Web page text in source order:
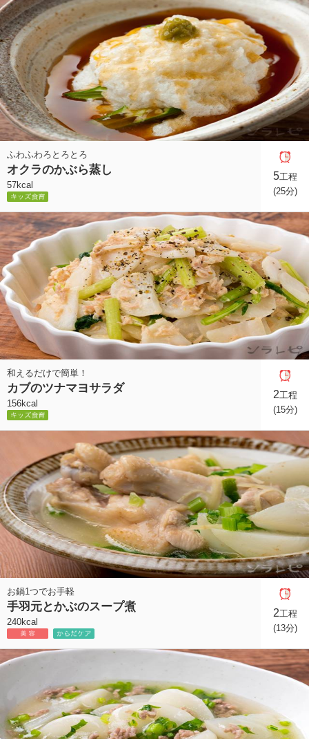
ふわふわろとろとろ
オクラのかぶら蒸し
57kcal
5工程
(25分)
和えるだけで簡単！
カブのツナマヨサラダ
156kcal
2工程
(15分)
お鍋1つでお手軽
手羽元とかぶのスープ煮
240kcal
2工程
(13分)